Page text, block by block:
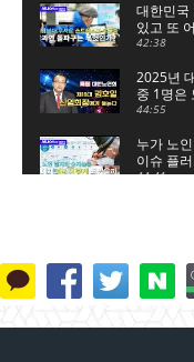
대한민국
있고 또
러스 5회]
42:38
2025년
중 1명은
대한노인
44:55
누가 노
이슈 플
44:41
은퇴는
플러스 2